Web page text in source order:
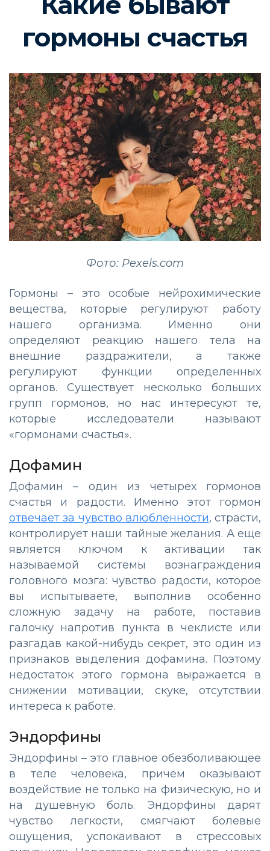
гормоны счастья
Фото: Pexels.com
Гормоны – это особые нейрохимические
вещества, которые регулируют работу
нашего организма. Именно они
определяют реакцию нашего тела на
внешние раздражители, а также
регулируют функции определенных
органов. Существует несколько больших
групп гормонов, но нас интересуют те,
которые исследователи называют
«гормонами счастья».
Дофамин
Дофамин – один из четырех гормонов
счастья и радости. Именно этот гормон
отвечает за чувство влюбленности, страсти,
контролирует наши тайные желания. А еще
является ключом к активации так
называемой системы вознаграждения
головного мозга: чувство радости, которое
вы испытываете, выполнив особенно
сложную задачу на работе, поставив
галочку напротив пункта в чеклисте или
разгадав какой-нибудь секрет, это один из
признаков выделения дофамина. Поэтому
недостаток этого гормона выражается в
снижении мотивации, скуке, отсутствии
интереса к работе.
Эндорфины
Эндорфины – это главное обезболивающее
в теле человека, причем оказывают
воздействие не только на физическую, но и
на душевную боль. Эндорфины дарят
чувство легкости, смягчают болевые
ощущения, успокаивают в стрессовых